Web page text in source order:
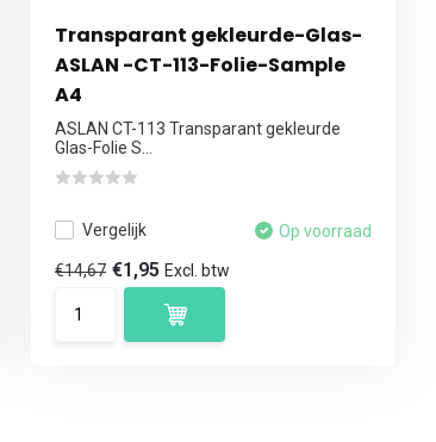
Transparant gekleurde-Glas-
ASLAN -CT-113-Folie-Sample
A4
ASLAN CT-113 Transparant gekleurde
Glas-Folie S...
Vergelijk Op voorraad
€14,67 €1,95Excl. btw